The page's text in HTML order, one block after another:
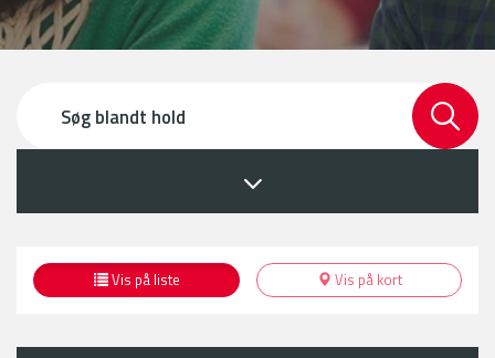
sidens
der
trykkes
eller
præcisere
på
Vis på liste Vis på kort